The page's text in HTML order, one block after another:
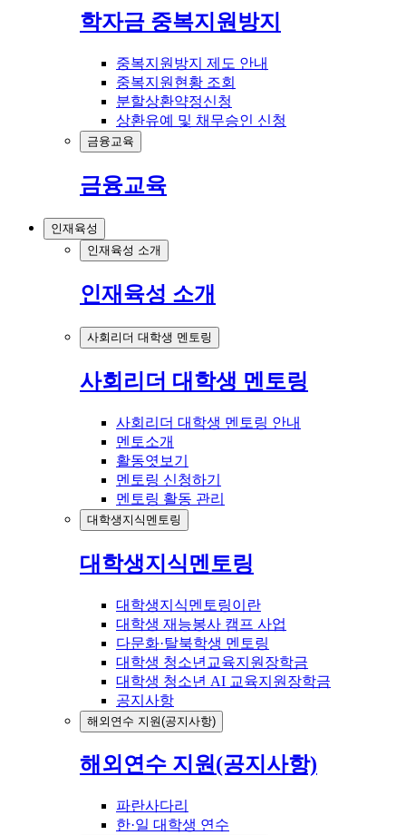
학자금 중복지원방지
중복지원방지 제도 안내
중복지원현황 조회
분할상환약정신청
상환유예 및 채무승인 신청
금융교육
금융교육
인재육성
인재육성 소개
인재육성 소개
사회리더 대학생 멘토링
사회리더 대학생 멘토링
사회리더 대학생 멘토링 안내
멘토소개
활동엿보기
멘토링 신청하기
멘토링 활동 관리
대학생지식멘토링
대학생지식멘토링
대학생지식멘토링이란
대학생 재능봉사 캠프 사업
다문화·탈북학생 멘토링
대학생 청소년교육지원장학금
대학생 청소년 AI 교육지원장학금
공지사항
해외연수 지원(공지사항)
해외연수 지원(공지사항)
파란사다리
한·일 대학생 연수